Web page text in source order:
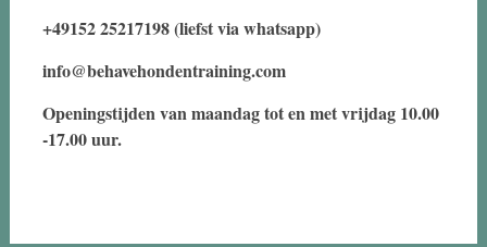
+49152 25217198 (liefst via whatsapp)
info@behavehondentraining.com
Openingstijden van maandag tot en met vrijdag 10.00
-17.00 uur.